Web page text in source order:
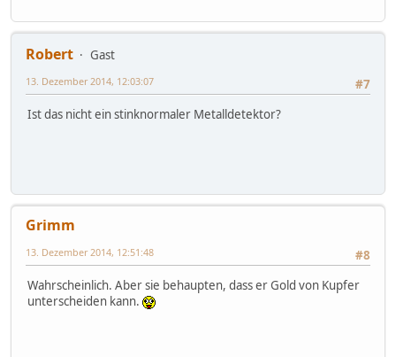
Robert
Gast
#7
13. Dezember 2014, 12:03:07
Ist das nicht ein stinknormaler Metalldetektor?
Grimm
#8
13. Dezember 2014, 12:51:48
Wahrscheinlich. Aber sie behaupten, dass er Gold von Kupfer
unterscheiden kann.